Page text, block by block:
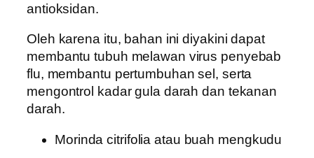
antioksidan.
Oleh karena itu, bahan ini diyakini dapat
membantu tubuh melawan virus penyebab
flu, membantu pertumbuhan sel, serta
mengontrol kadar gula darah dan tekanan
darah.
Morinda citrifolia atau buah mengkudu